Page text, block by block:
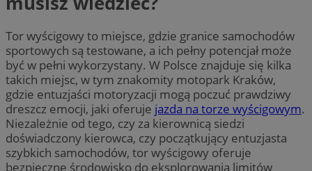
Tor wyścigowy to miejsce, gdzie granice samochodów
sportowych są testowane, a ich pełny potencjał może
być w pełni wykorzystany. W Polsce znajduje się kilka
takich miejsc, w tym znakomity motopark Kraków,
gdzie entuzjaści motoryzacji mogą poczuć prawdziwy
dreszcz emocji, jaki oferuje jazda na torze wyścigowym.
Niezależnie od tego, czy za kierownicą siedzi
doświadczony kierowca, czy początkujący entuzjasta
szybkich samochodów, tor wyścigowy oferuje
bezpieczne środowisko do eksplorowania limitów